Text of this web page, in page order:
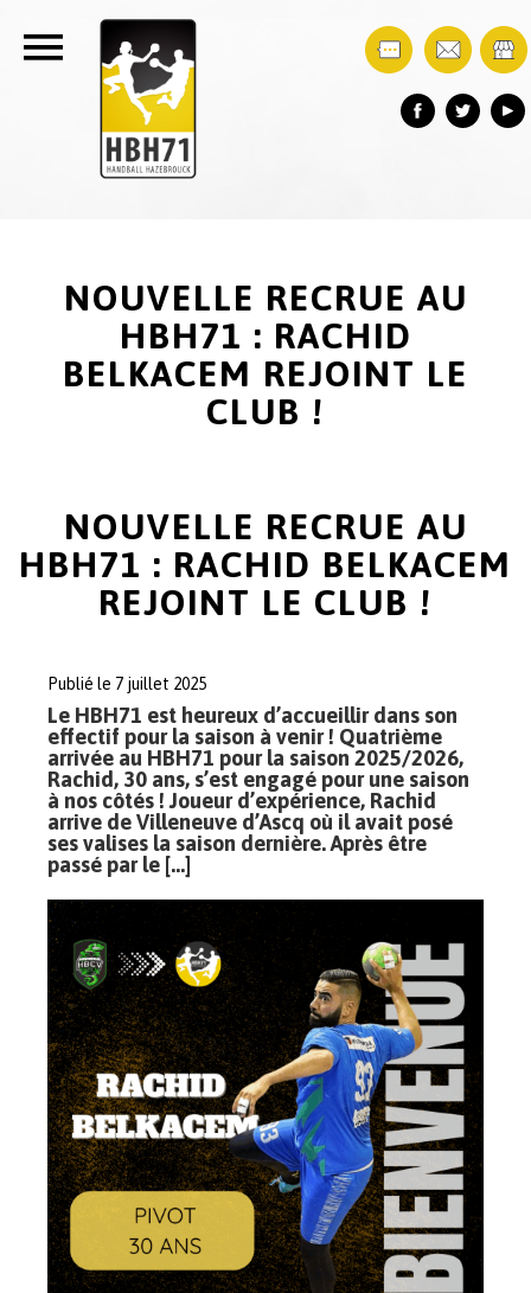
NOUVELLE RECRUE AU
HBH71 : RACHID
BELKACEM REJOINT LE
CLUB !
NOUVELLE RECRUE AU
HBH71 : RACHID BELKACEM
REJOINT LE CLUB !
Publié le 7 juillet 2025
Le HBH71 est heureux d’accueillir dans son
effectif pour la saison à venir ! Quatrième
arrivée au HBH71 pour la saison 2025/2026,
Rachid, 30 ans, s’est engagé pour une saison
à nos côtés ! Joueur d’expérience, Rachid
arrive de Villeneuve d’Ascq où il avait posé
ses valises la saison dernière. Après être
passé par le […]